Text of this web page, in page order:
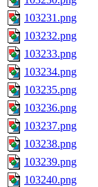
103231.png
103232.png
103233.png
103234.png
103235.png
103236.png
103237.png
103238.png
103239.png
103240.png